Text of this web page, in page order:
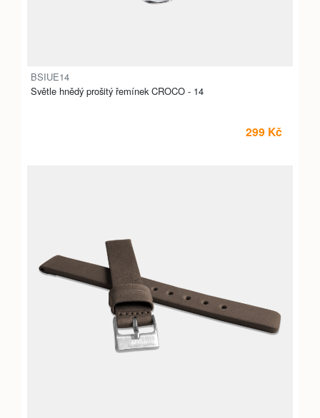
BSIUE14
Světle hnědý prošitý řemínek CROCO - 14
299 Kč